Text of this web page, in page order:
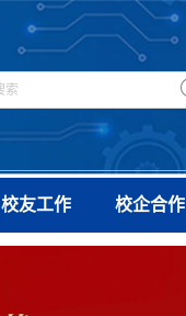
校友工作 校企合作